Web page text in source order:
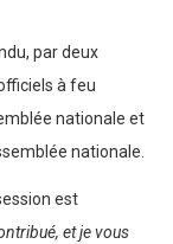
par deux
à feu
nationale et
nationale.
est
et je vous